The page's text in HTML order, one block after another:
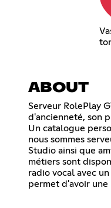
ABOUT
Serveur RolePlay
d'ancienneté, son
Un catalogue
nous sommes
Studio ainsi que
métiers sont
radio vocal avec
permet d'avoir